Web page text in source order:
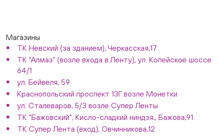
Магазины
ТК Невский (за зданием), Черкасская,17
ТК "Алмаз" (возле входа в Ленту), ул. Копейское шоссе
64/1
ул. Бейвеля, 59
Краснопольский проспект 13Г возле Монетки
ул. Сталеваров, 5/3 возле Супер Ленты
ТК "Бажовский", Кисло-сладкий ниндзя,, Бажова,91
ТК Супер Лента (вход), Овчинникова,12